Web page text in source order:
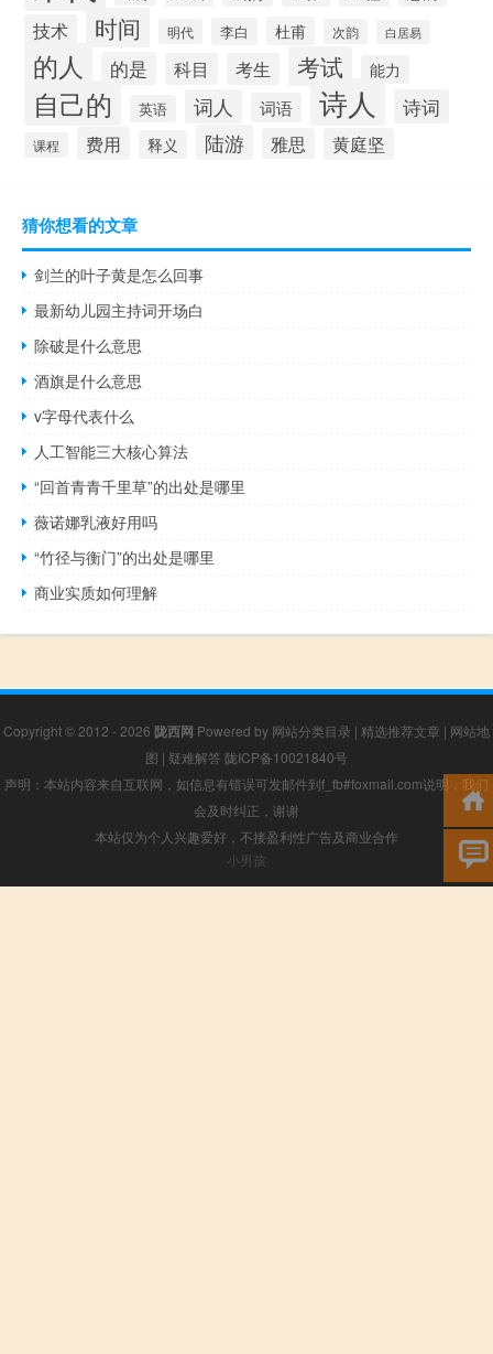
技术 时间 明代 李白 杜甫 次韵 白居易
的人 的是 科目 考生 考试 能力
自己的 英语 词人 词语 诗人 诗词
课程 费用 释义 陆游 雅思 黄庭坚
猜你想看的文章
剑兰的叶子黄是怎么回事
最新幼儿园主持词开场白
除破是什么意思
酒旗是什么意思
v字母代表什么
人工智能三大核心算法
“回首青青千里草”的出处是哪里
薇诺娜乳液好用吗
“竹径与衡门”的出处是哪里
商业实质如何理解
Copyright © 2012 - 2026 陇西网 Powered by 网站分类目录 | 精选推荐文章 | 网站地
图 | 疑难解答 陇ICP备10021840号
声明：本站内容来自互联网，如信息有错误可发邮件到f_fb#foxmail.com说明，我们
会及时纠正，谢谢
本站仅为个人兴趣爱好，不接盈利性广告及商业合作
小男孩